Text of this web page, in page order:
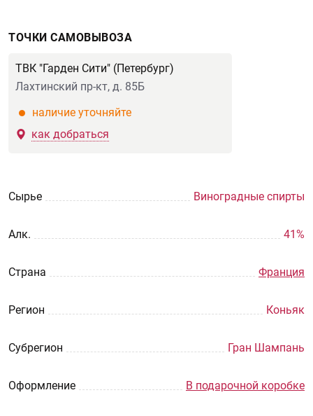
ТОЧКИ САМОВЫВОЗА
ТВК "Гарден Сити" (Петербург)
Лахтинский пр-кт, д. 85Б
наличие уточняйте
как добраться
Сырье Виноградные спирты
Aлк. 41%
Страна Франция
Регион Коньяк
Субрегион Гран Шампань
Оформление В подарочной коробке